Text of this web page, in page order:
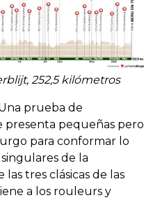
252,5 kilómetros
prueba de
presenta pequeñas pero
para conformar lo
de la
tres clásicas de las
a los rouleurs y